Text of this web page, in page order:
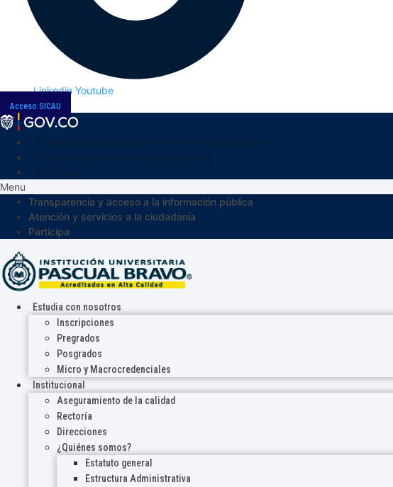
Linkedin Youtube
Acceso SICAU
Menu
Transparencia y acceso a la información pública
Atención y servicios a la ciudadanía
Participa
Estudia con nosotros
Inscripciones
Pregrados
Posgrados
Micro y Macrocredenciales
Institucional
Aseguramiento de la calidad
Rectoría
Direcciones
¿Quiénes somos?
Estatuto general
Estructura Administrativa